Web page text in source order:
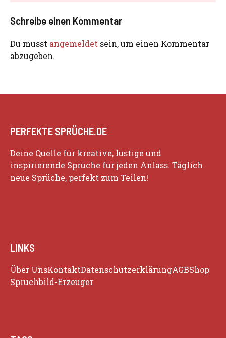
Schreibe einen Kommentar
Du musst angemeldet sein, um einen Kommentar
abzugeben.
PERFEKTE SPRÜCHE.DE
Deine Quelle für kreative, lustige und
inspirierende Sprüche für jeden Anlass. Täglich
neue Sprüche, perfekt zum Teilen!
LINKS
Über UnsKontaktDatenschutzerklärungAGBShop
Spruchbild-Erzeuger